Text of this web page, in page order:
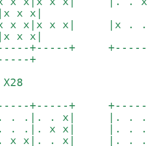
x x|
x x|x x x| |x .
x x|
+-----+
+
+-----+ +-----
. .|. . x| |. .
. .|. x x| |. .
x x|. . x| |. .